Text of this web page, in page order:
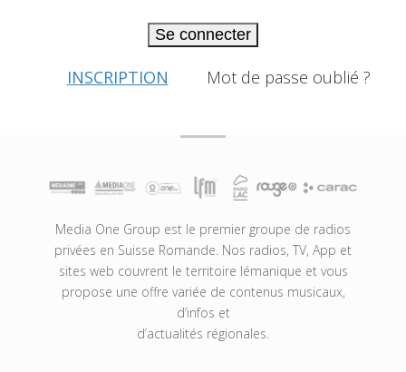
Se connecter
INSCRIPTION Mot de passe oublié ?
Media One Group est le premier groupe de radios
privées en Suisse Romande. Nos radios, TV, App et
sites web couvrent le territoire lémanique et vous
propose une offre variée de contenus musicaux,
d’infos et
d’actualités régionales.